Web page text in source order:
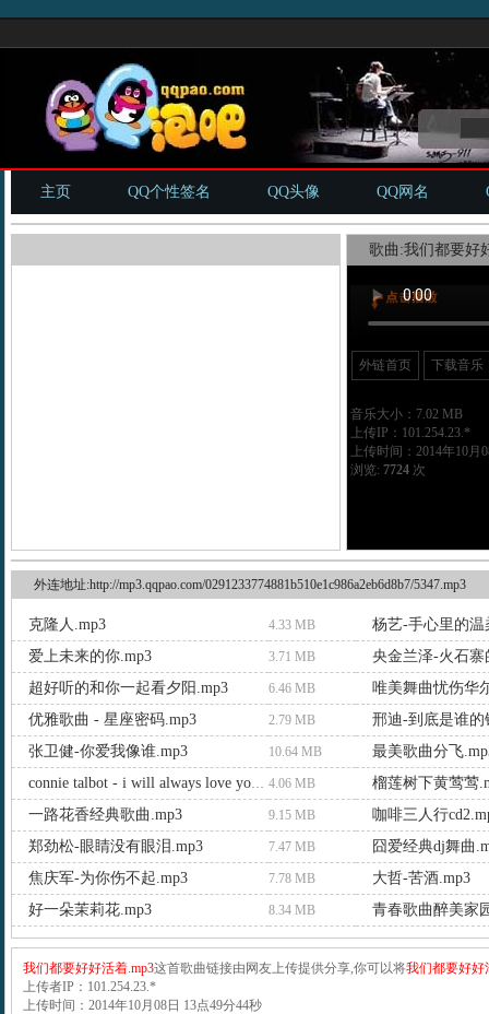
主页 QQ个性签名 QQ头像 QQ网名
歌曲:我们都要好
外链首页 下载音乐
音乐大小：7.02 MB
上传IP：101.254.23.*
上传时间：2014年10月
浏览: 7724次
外连地址:http://mp3.qqpao.com/0291233774881b510e1c986a2eb6d8b7/5347.mp3
克隆人.mp3 4.33 MB
杨艺-手心里的温
爱上未来的你.mp3
3.71 MB
央金兰泽-火石寨
超好听的和你一起看夕阳.mp3
6.46 MB
唯美舞曲忧伤华
优雅歌曲 - 星座密码.mp3
2.79 MB
邢迪-到底是谁的
张卫健-你爱我像谁.mp3
10.64 MB 最美歌曲分飞
connie talbot - i will always love you.mp3 4.06 MB
榴莲树下黄莺莺
一路花香经典歌曲.mp3
9.15 MB
咖啡三人行
郑劲松-眼睛没有眼泪.mp3
7.47 MB
囧爱经典dj舞曲
焦庆军-为你伤不起.mp3
7.78 MB
大哲-苦酒.mp3
好一朵茉莉花.mp3
8.34 MB 青春歌曲醉美家
我们都要好好活着.mp3这首歌曲链接由网友上传提供分享,你可以将我们都要好好
上传者IP：101.254.23.*
上传时间：2014年10月08日 13点49分44秒